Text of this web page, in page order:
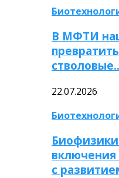
В МФТИ
22.07.2026
включения
с